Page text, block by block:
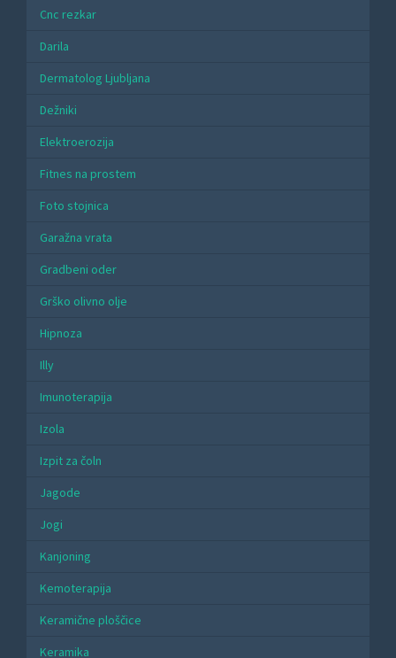
Cnc rezkar
Darila
Dermatolog Ljubljana
Dežniki
Elektroerozija
Fitnes na prostem
Foto stojnica
Garažna vrata
Gradbeni oder
Grško olivno olje
Hipnoza
Illy
Imunoterapija
Izola
Izpit za čoln
Jagode
Jogi
Kanjoning
Kemoterapija
Keramične ploščice
Keramika